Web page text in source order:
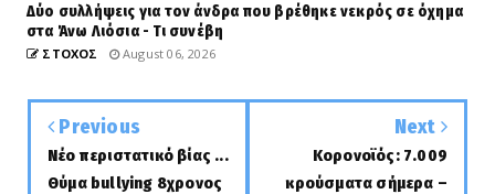
Δύο συλλήψεις για τον άνδρα που βρέθηκε νεκρός σε όχημα
στα Άνω Λιόσια - Τι συνέβη
ΣΤΟΧΟΣ August 06, 2026
Previous
Νέο περιστατικό βίας ...
Θύμα bullying 8χρονος
Next
Κορονοϊός: 7.009
κρούσματα σήμερα –